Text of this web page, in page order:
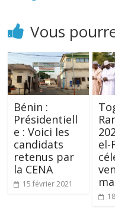
Vous
Bénin :
Présidentiell
e : Voici les
candidats
retenus par
la CENA
15 février 2021
el-